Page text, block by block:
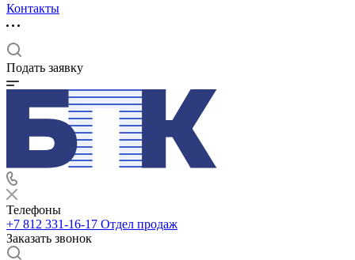
Контакты
Подать заявку
Телефоны
+7 812 331-16-17 Отдел продаж
Заказать звонок